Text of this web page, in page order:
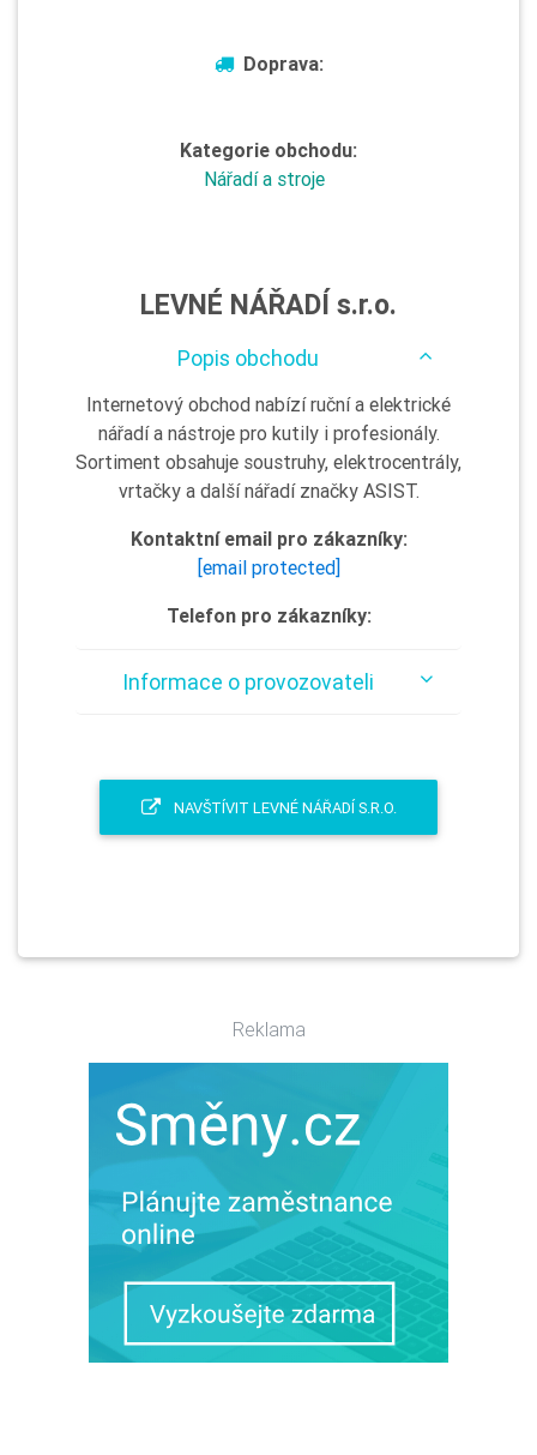
Doprava:
Kategorie obchodu:
Nářadí a stroje
LEVNÉ NÁŘADÍ s.r.o.
Popis obchodu
Internetový obchod nabízí ruční a elektrické
nářadí a nástroje pro kutily i profesionály.
Sortiment obsahuje soustruhy, elektrocentrály,
vrtačky a další nářadí značky ASIST.
Kontaktní email pro zákazníky:
[email protected]
Telefon pro zákazníky:
Informace o provozovateli
NAVŠTÍVIT LEVNÉ NÁŘADÍ S.R.O.
Reklama